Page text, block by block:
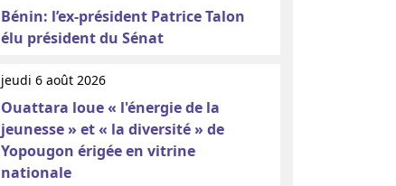
Bénin: l’ex-président Patrice Talon
élu président du Sénat
jeudi 6 août 2026
Ouattara loue « l'énergie de la
jeunesse » et « la diversité » de
Yopougon érigée en vitrine
nationale